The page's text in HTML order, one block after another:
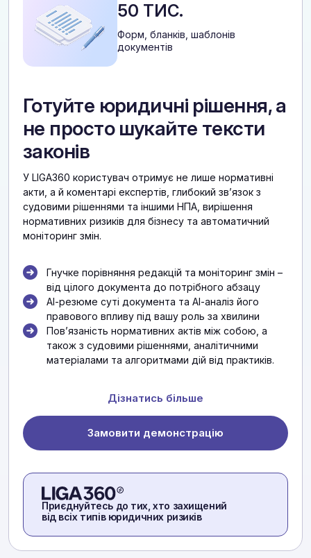
50 ТИС.
Форм, бланків, шаблонів
документів
Готуйте юридичні рішення, а
не просто шукайте тексти
законів
У LIGA360 користувач отримує не лише нормативні
акти, а й коментарі експертів, глибокий звʼязок з
судовими рішеннями та іншими НПА, вирішення
нормативних ризиків для бізнесу та автоматичний
моніторинг змін.
Гнучке порівняння редакцій та моніторинг змін –
від цілого документа до потрібного абзацу
АІ-резюме суті документа та АІ-аналіз його
правового впливу під вашу роль за хвилини
Повʼязаність нормативних актів між собою, а
також з судовими рішеннями, аналітичними
матеріалами та алгоритмами дій від практиків.
Дізнатись більше
Замовити демонстрацію
Приєднуйтесь до тих, хто захищений
від всіх типів юридичних ризиків